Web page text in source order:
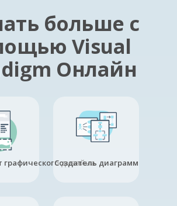
больше с
Visual
Онлайн
графического дизайнаСоздатель диаграмм